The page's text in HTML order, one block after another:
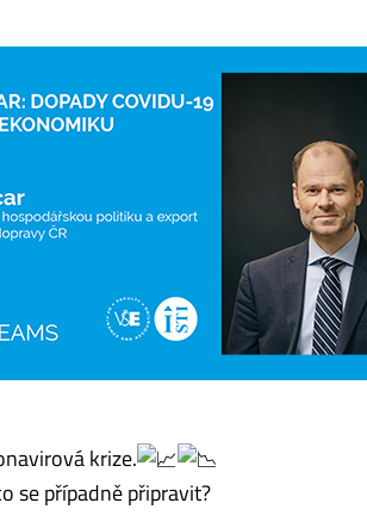
krize.
se případně připravit?